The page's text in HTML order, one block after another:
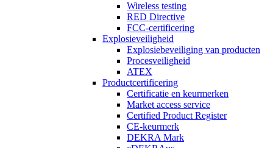
Wireless testing
RED Directive
FCC-certificering
Explosieveiligheid
Explosiebeveiliging van producten
Procesveiligheid
ATEX
Productcertificering
Certificatie en keurmerken
Market access service
Certified Product Register
CE-keurmerk
DEKRA Mark